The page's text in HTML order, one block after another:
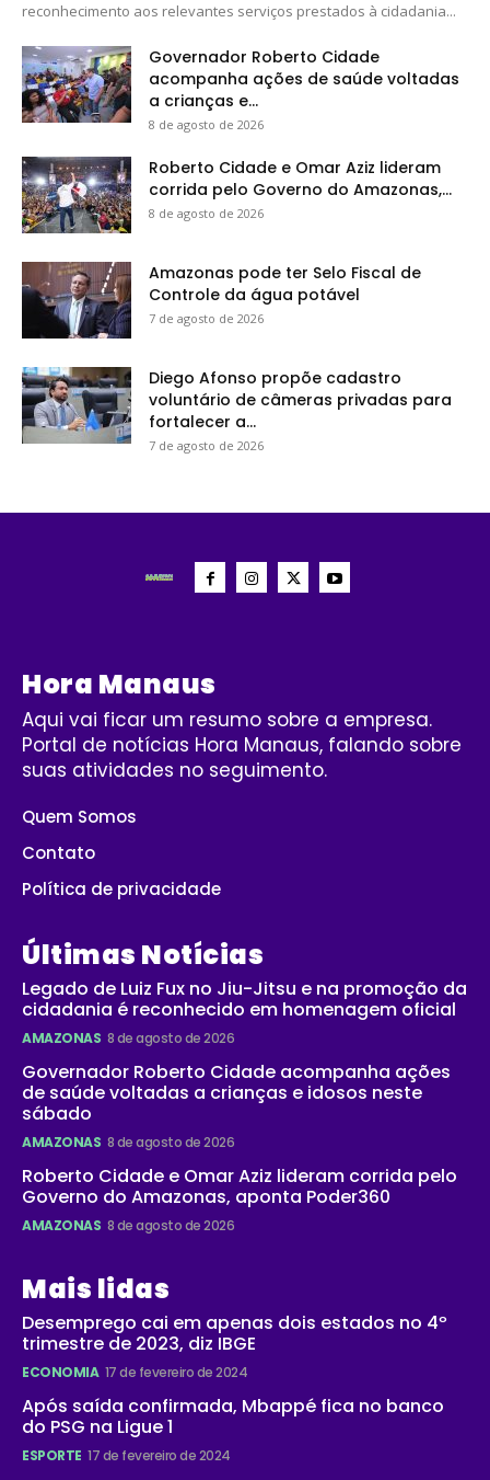
reconhecimento aos relevantes serviços prestados à cidadania...
Governador Roberto Cidade
acompanha ações de saúde voltadas
a crianças e...
8 de agosto de 2026
Roberto Cidade e Omar Aziz lideram
corrida pelo Governo do Amazonas,...
8 de agosto de 2026
Amazonas pode ter Selo Fiscal de
Controle da água potável
7 de agosto de 2026
Diego Afonso propõe cadastro
voluntário de câmeras privadas para
fortalecer a...
7 de agosto de 2026
Hora Manaus
Aqui vai ficar um resumo sobre a empresa.
Portal de notícias Hora Manaus, falando sobre
suas atividades no seguimento.
Quem Somos
Contato
Política de privacidade
Últimas Notícias
Legado de Luiz Fux no Jiu-Jitsu e na promoção da
cidadania é reconhecido em homenagem oficial
AMAZONAS 8 de agosto de 2026
Governador Roberto Cidade acompanha ações
de saúde voltadas a crianças e idosos neste
sábado
AMAZONAS 8 de agosto de 2026
Roberto Cidade e Omar Aziz lideram corrida pelo
Governo do Amazonas, aponta Poder360
AMAZONAS 8 de agosto de 2026
Mais lidas
Desemprego cai em apenas dois estados no 4º
trimestre de 2023, diz IBGE
ECONOMIA 17 de fevereiro de 2024
Após saída confirmada, Mbappé fica no banco
do PSG na Ligue 1
ESPORTE 17 de fevereiro de 2024